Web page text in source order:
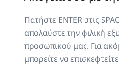
Πατήστε ENTER στις
απολαύστε την φιλική
προσωπικού μας. Για
μπορείτε να